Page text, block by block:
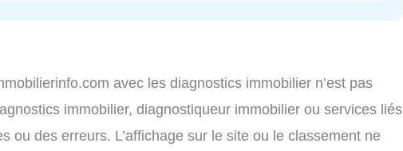
avec les diagnostics immobilier n’est pas
immobilier, diagnostiqueur immobilier ou services liés
ou des erreurs. L’affichage sur le site ou le classement ne